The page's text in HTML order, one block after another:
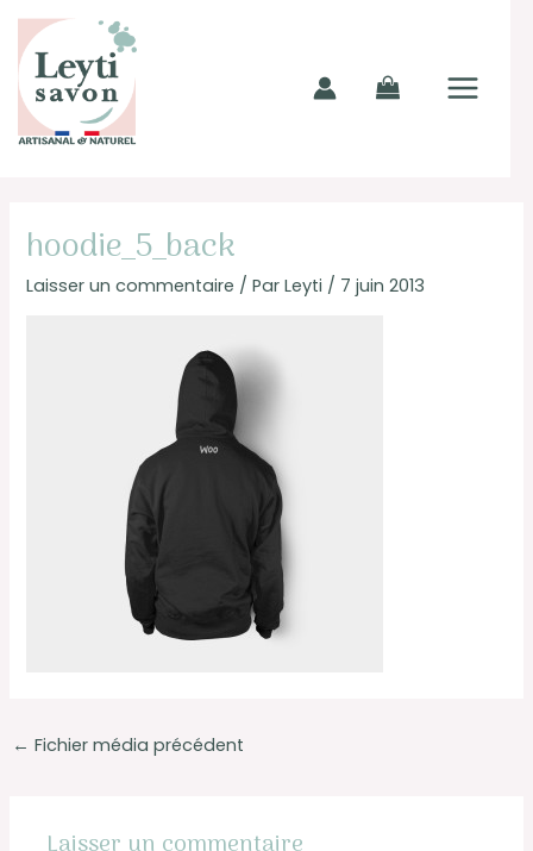
contenu
hoodie_5_back
Laisser un commentaire / ParLeyti / 7 juin 2013
articles
← Fichier média précédent